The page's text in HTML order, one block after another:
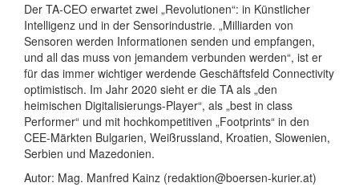
Der TA-CEO erwartet zwei „Revolutionen“: in Künstlicher
Intelligenz und in der Sensorindustrie. „Milliarden von
Sensoren werden Informationen senden und empfangen,
und all das muss von jemandem verbunden werden“, ist er
für das immer wichtiger werdende Geschäftsfeld Connectivity
optimistisch. Im Jahr 2020 sieht er die TA als „den
heimischen Digitalisierungs-Player“, als „best in class
Performer“ und mit hochkompetitiven „Footprints“ in den
CEE-Märkten Bulgarien, Weißrussland, Kroatien, Slowenien,
Serbien und Mazedonien.
Autor: Mag. Manfred Kainz (redaktion@boersen-kurier.at)